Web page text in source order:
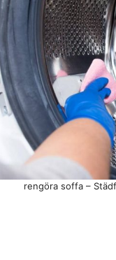
rengöra soffa –